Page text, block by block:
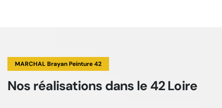
MARCHAL Brayan Peinture 42
Nos réalisations dans le 42 Loire